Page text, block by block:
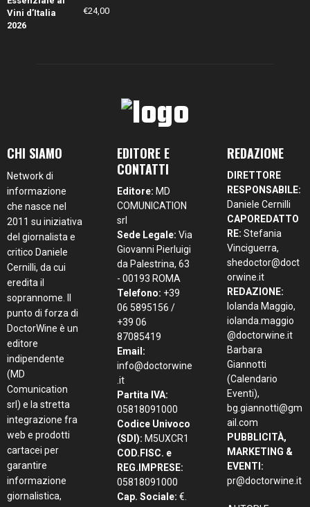
€24,00
CHI SIAMO
Network di
informazione
che nasce nel
2011 su iniziativa
del giornalista e
critico Daniele
Cernilli, da cui
eredita il
soprannome. Il
punto di forza di
DoctorWine è un
editore
indipendente
(MD
Comunication
srl) e la stretta
integrazione fra
web e prodotti
cartacei per
garantire
informazione
giornalistica,
EDITORE E
CONTATTI
Editore: MD
COMUNICATION
srl
Sede Legale: Via
Giovanni Pierluigi
da Palestrina, 63
- 00193 ROMA
Telefono: +39
06 5895156 /
+39 06
87085419
Email:
info@doctorwine
.it
Partita IVA:
05818091000
Codice Univoco
(SDI): M5UXCR1
COD.FISC. e
REG.IMPRESE:
05818091000
Cap. Sociale: €.
REDAZIONE
DIRETTORE
RESPONSABILE:
Daniele Cernilli
CAPOREDATTO
RE: Stefania
Vinciguerra,
shedoctor@doct
orwine.it
REDAZIONE:
Iolanda Maggio,
iolanda.maggio
@doctorwine.it
Barbara
Giannotti
(Calendario
Eventi),
bg.giannotti@gm
ail.com
PUBBLICITÀ,
MARKETING &
EVENTI:
pr@doctorwine.it